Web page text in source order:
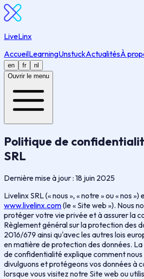
LiveLinx
AccueilLearningUnstuckActualitésÀ
en
fr
nl
Ouvrir le menu
Politique de
SRL
Dernière mise à jour : 18 juin 2025
Livelinx SRL (« nous », « notre » ou « nos
www.livelinx.com(le « Site web »). Nous
protéger votre vie privée et à assurer la
Règlement général sur la protection des
2016/679 ainsi qu'avec les autres lois
en matière de protection des données.
de confidentialité explique comment nous
divulguons et protégeons vos données à
lorsque vous visitez notre Site web ou